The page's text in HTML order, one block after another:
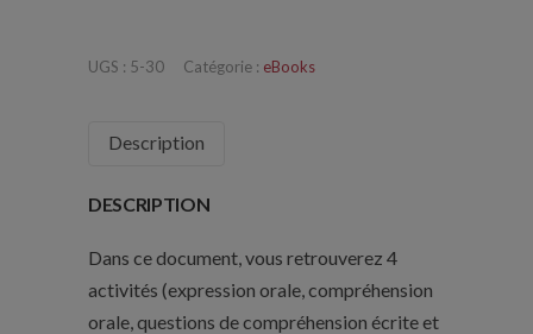
de
(niveau
UGS : 5-30 Catégorie : eBooks
Description
DESCRIPTION
Dans ce document, vous retrouverez 4
activités (expression orale, compréhension
orale, questions de compréhension écrite et